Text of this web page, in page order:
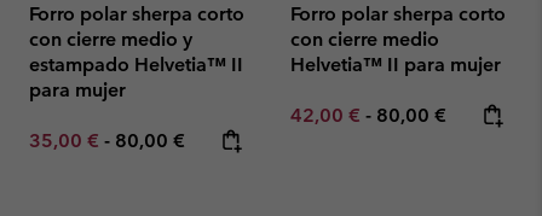
Forro polar sherpa corto
con cierre medio y
estampado Helvetia™ II
para mujer
Minimum sale price:
35,00 € - Maximum price:
80,00 €
Forro polar sherpa corto
con cierre medio
Helvetia™ II para mujer
Minimum sale price:
42,00 € - Maximum price:
80,00 €